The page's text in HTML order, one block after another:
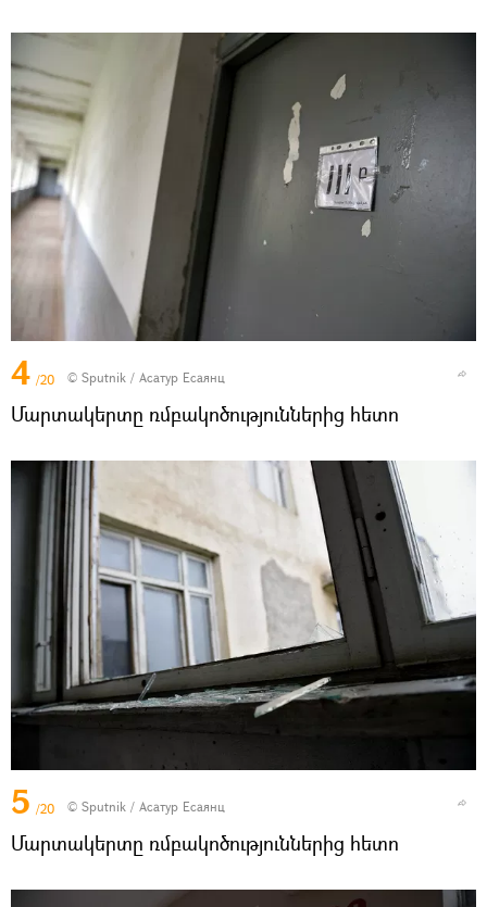
4 /20 © Sputnik / Асатур Есаянц
Մարտակերտը ռմբակոծություններից հետո
5 /20 © Sputnik / Асатур Есаянц
Մարտակերտը ռմբակոծություններից հետո